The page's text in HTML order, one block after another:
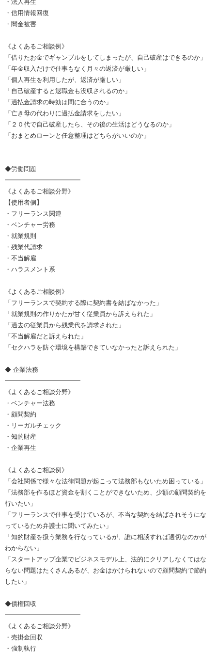
・法人再生
・信用情報回復
・闇金被害
《よくあるご相談例》
「借りたお金でギャンブルをしてしまったが、自己破産はできるのか」
「年金収入だけで仕事もなく月々の返済が厳しい」
「個人再生を利用したが、返済が厳しい」
「自己破産すると退職金も没収されるのか」
「過払金請求の時効は間に合うのか」
「亡き母の代わりに過払金請求をしたい」
「２０代で自己破産したら、その後の生活はどうなるのか」
「おまとめローンと任意整理はどちらがいいのか」
◆労働問題
━━━━━━━━━━━━
《よくあるご相談分野》
【使用者側】
・フリーランス関連
・ベンチャー労務
・就業規則
・残業代請求
・不当解雇
・ハラスメント系
《よくあるご相談例》
「フリーランスで契約する際に契約書を結ばなかった」
「就業規則の作りかたが甘く従業員から訴えられた」
「過去の従業員から残業代を請求された」
「不当解雇だと訴えられた」
「セクハラを防ぐ環境を構築できていなかったと訴えられた」
◆ 企業法務
━━━━━━━━━━━━
《よくあるご相談分野》
・ベンチャー法務
・顧問契約
・リーガルチェック
・知的財産
・企業再生
《よくあるご相談例》
「会社関係で様々な法律問題が起こって法務部もないため困っている」
「法務部を作るほど資金を割くことができないため、少額の顧問契約を
行いたい」
「フリーランスで仕事を受けているが、不当な契約を結ばされそうにな
っているため弁護士に聞いてみたい」
「知的財産を扱う業務を行なっているが、誰に相談すれば適切なのかが
わからない」
「スタートアップ企業でビジネスモデル上、法的にクリアしなくてはな
らない問題はたくさんあるが、お金はかけられないので顧問契約で節約
したい」
◆債権回収
━━━━━━━━━━━━
《よくあるご相談分野》
・売掛金回収
・強制執行